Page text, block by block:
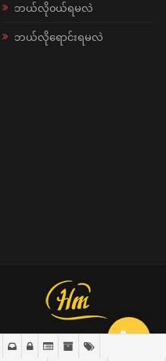
ဘယ်လို၀ယ်ရမလဲ
ဘယ်လိုရောင်းရမလဲ